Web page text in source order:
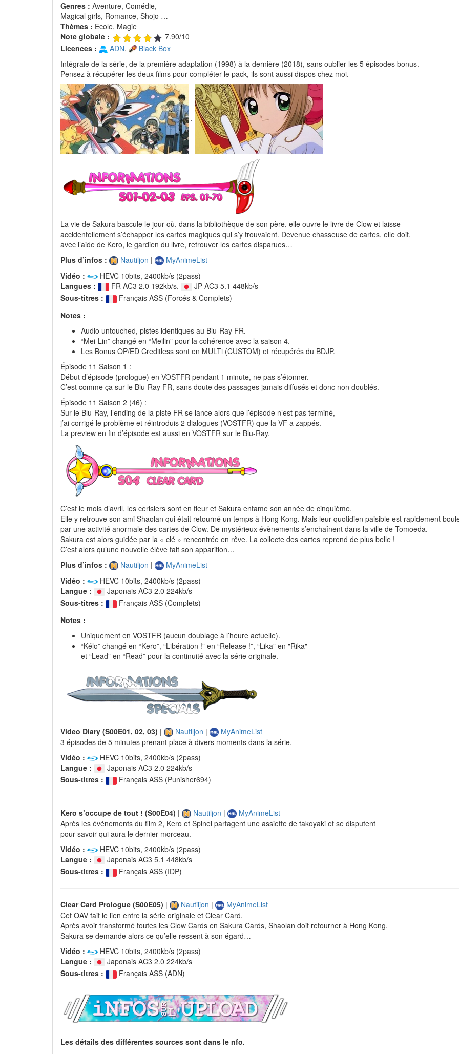
Genres : Aventure, Comédie,
Magical girls, Romance, Shojo …
Thèmes : Ecole, Magie
Note globale :
7.90/10
Licences :
ADN,
Black Box
Intégrale de la série, de la première adaptation (1998) à la dernière (2018), sans oublier les 5 épisodes bonus.
Pensez à récupérer les deux films pour compléter le pack, ils sont aussi dispos chez moi.
.
La vie de Sakura bascule le jour où, dans la bibliothèque de son père, elle ouvre le livre de Clow et laisse
accidentellement s’échapper les cartes magiques qui s’y trouvaient. Devenue chasseuse de cartes, elle doit,
avec l’aide de Kero, le gardien du livre, retrouver les cartes disparues…
Plus d’infos :
Nautiljon |
MyAnimeList
Vidéo :
HEVC 10bits, 2400kb/s (2pass)
Langues :
FR AC3 2.0 192kb/s,
JP AC3 5.1 448kb/s
Sous-titres :
Français ASS (Forcés & Complets)
Notes :
Audio untouched, pistes identiques au Blu-Ray FR.
“Mei-Lin” changé en “Meilin” pour la cohérence avec la saison 4.
Les Bonus OP/ED Creditless sont en MULTi (CUSTOM) et récupérés du BDJP.
Épisode 11 Saison 1 :
Début d’épisode (prologue) en VOSTFR pendant 1 minute, ne pas s’étonner.
C’est comme ça sur le Blu-Ray FR, sans doute des passages jamais diffusés et donc non doublés.
Épisode 11 Saison 2 (46) :
Sur le Blu-Ray, l’ending de la piste FR se lance alors que l’épisode n’est pas terminé,
j’ai corrigé le problème et réintroduis 2 dialogues (VOSTFR) que la VF a zappés.
La preview en fin d’épisode est aussi en VOSTFR sur le Blu-Ray.
C’est le mois d’avril, les cerisiers sont en fleur et Sakura entame son année de cinquième.
Elle y retrouve son ami Shaolan qui était retourné un temps à Hong Kong. Mais leur quotidien paisible est rapidement
par une activité anormale des cartes de Clow. De mystérieux évènements s’enchaînent dans la ville de Tomoeda.
Sakura est alors guidée par la « clé » rencontrée en rêve. La collecte des cartes reprend de plus belle !
C’est alors qu’une nouvelle élève fait son apparition…
Plus d’infos :
Nautiljon |
MyAnimeList
Vidéo :
HEVC 10bits, 2400kb/s (2pass)
Langue :
Japonais AC3 2.0 224kb/s
Sous-titres :
Français ASS (Complets)
Notes :
Uniquement en VOSTFR (aucun doublage à l’heure actuelle).
“Kélo” changé en “Kero”, “Libération !” en “Release !”, “Lika” en "Rika"
et “Lead” en “Read” pour la continuité avec la série originale.
Video Diary (S00E01, 02, 03) | Nautiljon |
MyAnimeList
3 épisodes de 5 minutes prenant place à divers moments dans la série.
Vidéo :
HEVC 10bits, 2400kb/s (2pass)
Langue :
Japonais AC3 2.0 224kb/s
Sous-titres :
Français ASS (Punisher694)
Kero s’occupe de tout ! (S00E04) | Nautiljon |
MyAnimeList
Après les événements du film 2, Kero et Spinel partagent une assiette de takoyaki et se disputent
pour savoir qui aura le dernier morceau.
Vidéo :
HEVC 10bits, 2400kb/s (2pass)
Langue :
Japonais AC3 5.1 448kb/s
Sous-titres :
Français ASS (IDP)
Clear Card Prologue (S00E05) | Nautiljon |
MyAnimeList
Cet OAV fait le lien entre la série originale et Clear Card.
Après avoir transformé toutes les Clow Cards en Sakura Cards, Shaolan doit retourner à Hong Kong.
Sakura se demande alors ce qu’elle ressent à son égard…
Vidéo :
HEVC 10bits, 2400kb/s (2pass)
Langue :
Japonais AC3 2.0 224kb/s
Sous-titres :
Français ASS (ADN)
Les détails des différentes sources sont dans le nfo.